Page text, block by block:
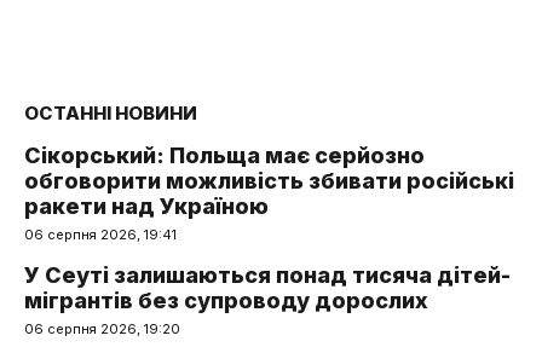
ОСТАННІ НОВИНИ
Сікорський: Польща має серйозно
обговорити можливість збивати російські
ракети над Україною
06 серпня 2026, 19:41
У Сеуті залишаються понад тисяча дітей-
мігрантів без супроводу дорослих
06 серпня 2026, 19:20